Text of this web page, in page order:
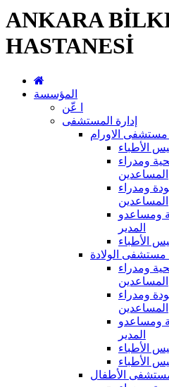
ANKARA
HASTANESİ
المؤسسة
ا عّن
إدارة المستشفى
مستشفى الاورام
الأطباء
ومدراء
المساعدين
ومدراء
المساعدين
ومساعدو
المدير
الأطباء
مستشفى الولادة
ومدراء
المساعدين
ومدراء
المساعدين
ومساعدو
المدير
الأطباء
الأطباء
مستشفى الأطفال